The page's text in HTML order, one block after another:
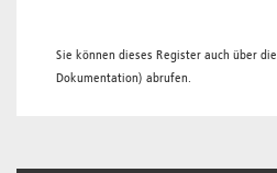
Sie können dieses Register auch über die
Dokumentation) abrufen.